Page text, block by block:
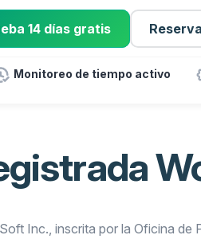
14 días gratis
Monitoreo de tiempo activo
Inc., inscrita por la Oficina